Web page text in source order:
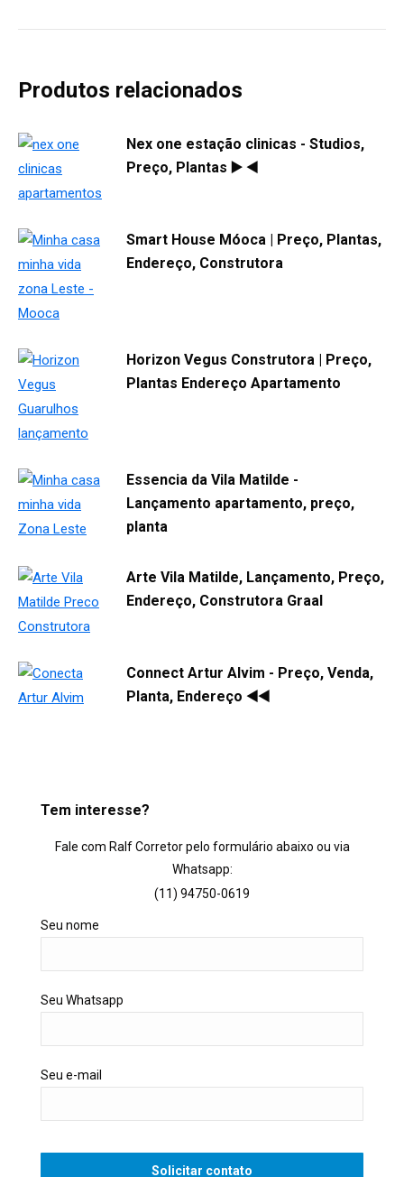
Produtos relacionados
Nex one estação clinicas - Studios,
Preço, Plantas ▶️ ◀️
Smart House Móoca | Preço, Plantas,
Endereço, Construtora
Horizon Vegus Construtora | Preço,
Plantas Endereço Apartamento
Essencia da Vila Matilde -
Lançamento apartamento, preço,
planta
Arte Vila Matilde, Lançamento, Preço,
Endereço, Construtora Graal
Connect Artur Alvim - Preço, Venda,
Planta, Endereço ◀️◀️
Tem interesse?
Fale com Ralf Corretor pelo formulário abaixo ou via
Whatsapp:
(11) 94750-0619
Seu nome
Seu Whatsapp
Seu e-mail